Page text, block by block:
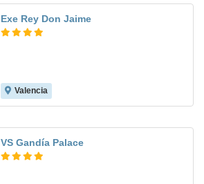
Exe Rey Don Jaime
Valencia
VS Gandía Palace